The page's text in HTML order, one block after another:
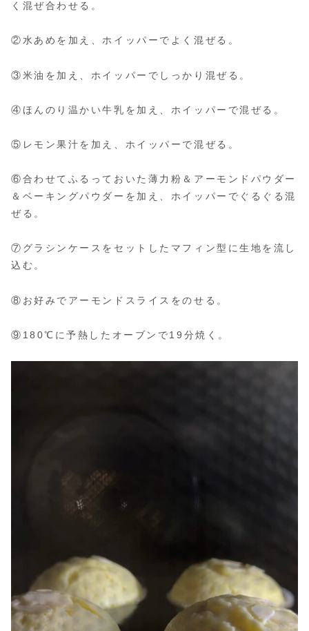
く混ぜ合わせる。
②水あめを加え、ホイッパーでよく混ぜる。
③米油を加え、ホイッパーでしっかり混ぜる。
④ほんのり温かい牛乳を加え、ホイッパーで混ぜる。
⑤レモン果汁を加え、ホイッパーで混ぜる。
⑥合わせてふるっておいた薄力粉＆アーモンドパウダー
＆ベーキングパウダーを加え、ホイッパーでぐるぐる混
ぜる。
⑦グラシンケースをセットしたマフィン型に生地を流し
込む。
⑧お好みでアーモンドスライスをのせる。
⑨180℃に予熱したオーブンで19分焼く。